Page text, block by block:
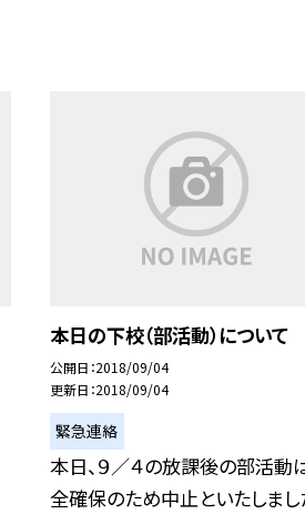
本日の下校（部活動）について
公開日 2018/09/04
更新日 2018/09/04
緊急連絡
本日、９／４の放課後の部活動
全確保のため中止といたしまし